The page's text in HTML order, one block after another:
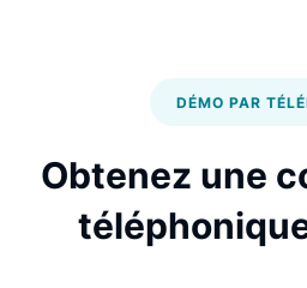
DÉMO PAR
Obtenez une